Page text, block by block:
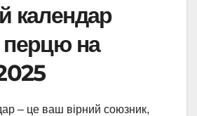
календар
перцю на
– це ваш вірний союзник,